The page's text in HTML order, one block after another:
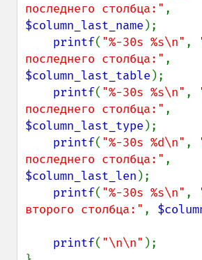
последнего столбца:"
$column_last_name );
printf( "%-30s %s\n" ,
последнего столбца:"
$column_last_table );
printf( "%-30s %s\n" ,
последнего столбца:"
$column_last_type );
printf( "%-30s %d\n" ,
последнего столбца:"
$column_last_len );
printf( "%-30s %s\n" ,
второго столбца:" ,
printf( "\n\n" );